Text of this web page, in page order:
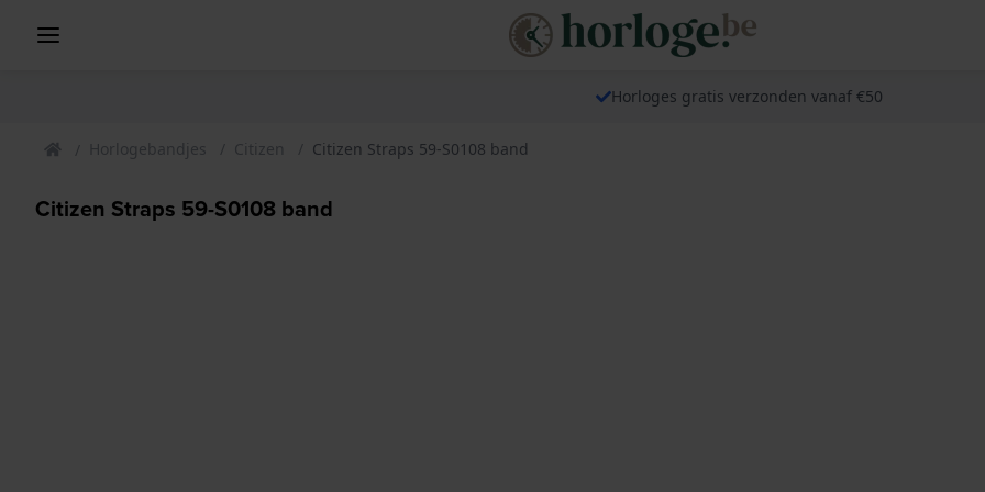
Horloges gratis verzonden vanaf €50
Horlogebandjes Citizen Citizen Straps 59-S0108 band
Citizen Straps 59-S0108 band